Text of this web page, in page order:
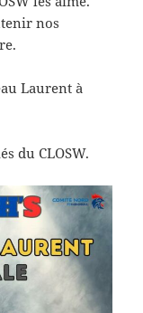
nos
Laurent à
du CLOSW.